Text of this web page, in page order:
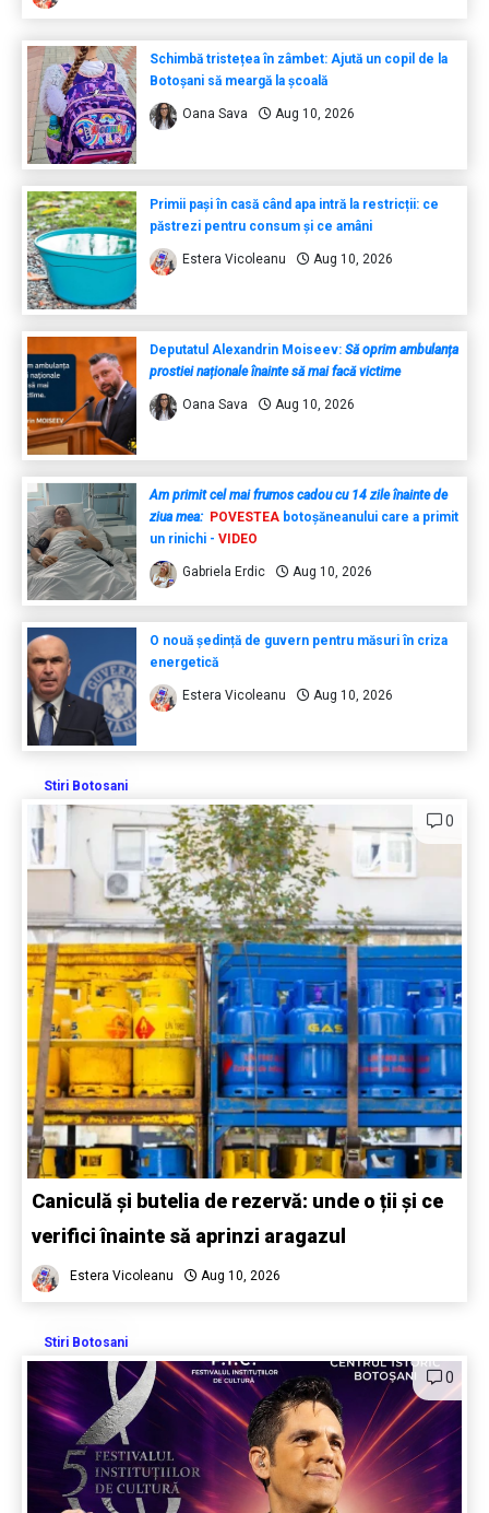
Schimbă tristețea în zâmbet: Ajută un copil de la
Botoșani să meargă la școală
Oana Sava Aug 10, 2026
Primii pași în casă când apa intră la restricții: ce
păstrezi pentru consum și ce amâni
Estera Vicoleanu Aug 10, 2026
Deputatul Alexandrin Moiseev:Să oprim ambulanța
prostiei naționale înainte să mai facă victime
Oana Sava Aug 10, 2026
Am primit cel mai frumos cadou cu 14 zile înainte de
ziua mea: POVESTEAbotoșăneanului care a primit
un rinichi - VIDEO
Gabriela Erdic Aug 10, 2026
O nouă ședință de guvern pentru măsuri în criza
energetică
Estera Vicoleanu Aug 10, 2026
Stiri Botosani
0
Caniculă și butelia de rezervă: unde o ții și ce
verifici înainte să aprinzi aragazul
Estera Vicoleanu Aug 10, 2026
Stiri Botosani
0